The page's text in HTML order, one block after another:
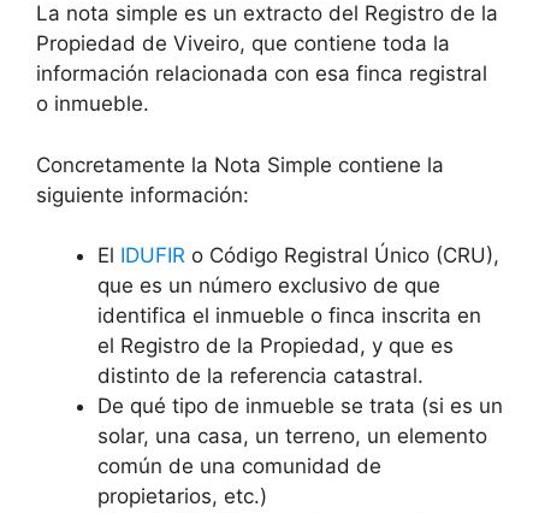
La nota simple es un extracto del Registro de la
Propiedad de Viveiro, que contiene toda la
información relacionada con esa finca registral
o inmueble.
Concretamente la Nota Simple contiene la
siguiente información:
El IDUFIR o Código Registral Único (CRU),
que es un número exclusivo de que
identifica el inmueble o finca inscrita en
el Registro de la Propiedad, y que es
distinto de la referencia catastral.
De qué tipo de inmueble se trata (si es un
solar, una casa, un terreno, un elemento
común de una comunidad de
propietarios, etc.)